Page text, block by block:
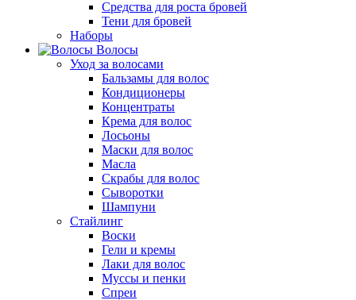
Средства для роста бровей
Тени для бровей
Наборы
Волосы
Уход за волосами
Бальзамы для волос
Кондиционеры
Концентраты
Крема для волос
Лосьоны
Маски для волос
Масла
Скрабы для волос
Сыворотки
Шампуни
Стайлинг
Воски
Гели и кремы
Лаки для волос
Муссы и пенки
Спреи